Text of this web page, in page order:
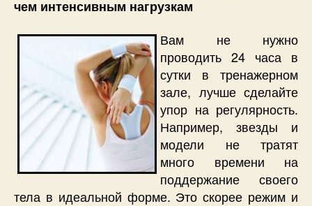
чем интенсивным нагрузкам
Вам не нужно
проводить 24 часа в
сутки в тренажерном
зале, лучше сделайте
упор на регулярность.
Например, звезды и
модели не тратят
много времени на
поддержание своего
тела в идеальной форме. Это скорее режим и